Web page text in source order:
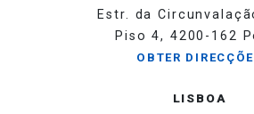
Estr. da
Piso 4, 4200-162
OBTER
LISBOA